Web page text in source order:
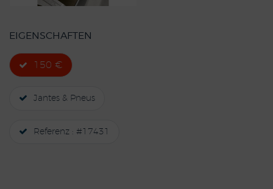
EIGENSCHAFTEN
150 €
Jantes & Pneus
Referenz : #17431